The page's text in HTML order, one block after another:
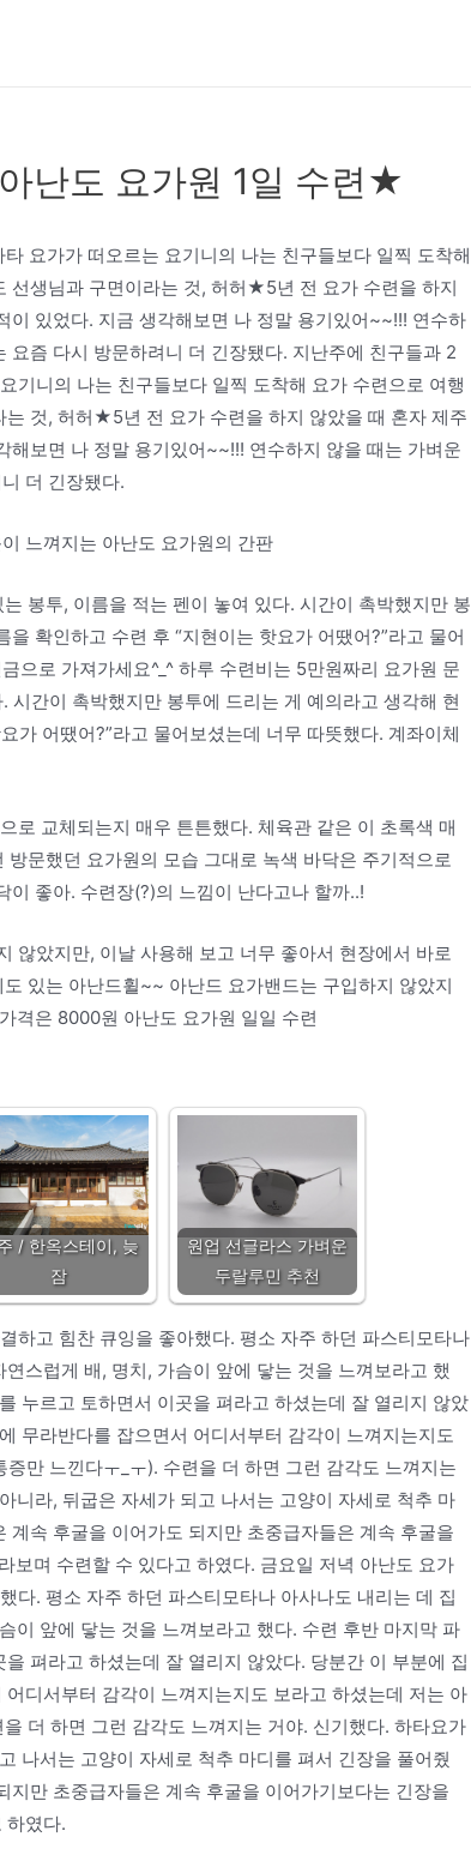
난도 요가원 1일 수련★
요가가 떠오르는 요기니의 나는 친구들보다 일찍 도착해
선생님과 구면이라는 것, 허허★5년 전 요가 수련을 하지
있었다. 지금 생각해보면 나 정말 용기있어~~!!! 연수하
즘 다시 방문하려니 더 긴장됐다. 지난주에 친구들과 2
기니의 나는 친구들보다 일찍 도착해 요가 수련으로 여행
것, 허허★5년 전 요가 수련을 하지 않았을 때 혼자 제주
보면 나 정말 용기있어~~!!! 연수하지 않을 때는 가벼운
더 긴장됐다.
느껴지는 아난도 요가원의 간판
봉투, 이름을 적는 펜이 놓여 있다. 시간이 촉박했지만 봉
확인하고 수련 후 “지현이는 핫요가 어땠어?”라고 물어
으로 가져가세요^_^ 하루 수련비는 5만원짜리 요가원 문
간이 촉박했지만 봉투에 드리는 게 예의라고 생각해 현
가 어땠어?”라고 물어보셨는데 너무 따뜻했다. 계좌이체
로 교체되는지 매우 튼튼했다. 체육관 같은 이 초록색 매
문했던 요가원의 모습 그대로 녹색 바닥은 주기적으로
좋아. 수련장(?)의 느낌이 난다고나 할까..!
않았지만, 이날 사용해 보고 너무 좋아서 현장에서 바로
있는 아난드휠~~ 아난드 요가밴드는 구입하지 않았지
격은 8000원 아난도 요가원 일일 수련
/ 한옥스테이, 늦
잠
원업 선글라스 가벼운
두랄루민 추천
하고 힘찬 큐잉을 좋아했다. 평소 자주 하던 파스티모타나
스럽게 배, 명치, 가슴이 앞에 닿는 것을 느껴보라고 했
누르고 토하면서 이곳을 펴라고 하셨는데 잘 열리지 않았
무라반다를 잡으면서 어디서부터 감각이 느껴지는지도
만 느낀다ㅜ_ㅜ). 수련을 더 하면 그런 감각도 느껴지는
니라, 뒤굽은 자세가 되고 나서는 고양이 자세로 척추 마
속 후굴을 이어가도 되지만 초중급자들은 계속 후굴을
보며 수련할 수 있다고 하였다. 금요일 저녁 아난도 요가
다. 평소 자주 하던 파스티모타나 아사나도 내리는 데 집
이 앞에 닿는 것을 느껴보라고 했다. 수련 후반 마지막 파
펴라고 하셨는데 잘 열리지 않았다. 당분간 이 부분에 집
디서부터 감각이 느껴지는지도 보라고 하셨는데 저는 아
더 하면 그런 감각도 느껴지는 거야. 신기했다. 하타요가
나서는 고양이 자세로 척추 마디를 펴서 긴장을 풀어줬
만 초중급자들은 계속 후굴을 이어가기보다는 긴장을
하였다.